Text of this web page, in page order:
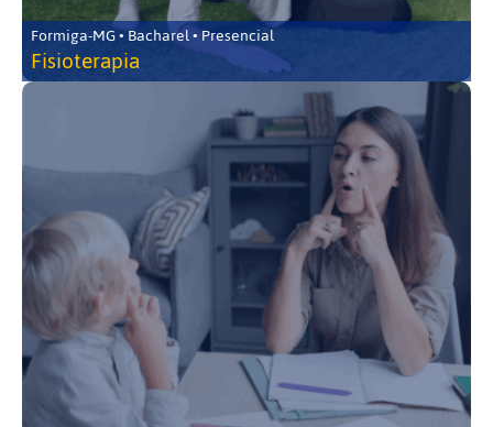
Formiga-MG • Bacharel • Presencial
Fisioterapia